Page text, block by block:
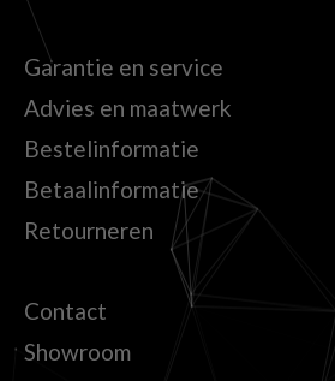
Garantie en service
Advies en maatwerk
Bestelinformatie
Betaalinformatie
Retourneren
Contact
Showroom